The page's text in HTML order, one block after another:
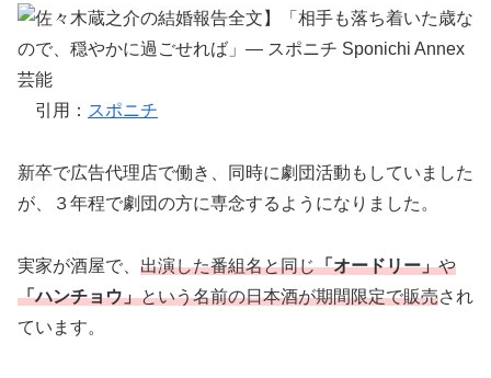
引用： スポニチ
新卒で広告代理店で働き、同時に劇団活動もしていました
が、３年程で劇団の方に専念するようになりました。
実家が酒屋で、 出演した番組名と同じ「オードリー」や
「ハンチョウ」という名前の日本酒が期間限定で販売され
ています。